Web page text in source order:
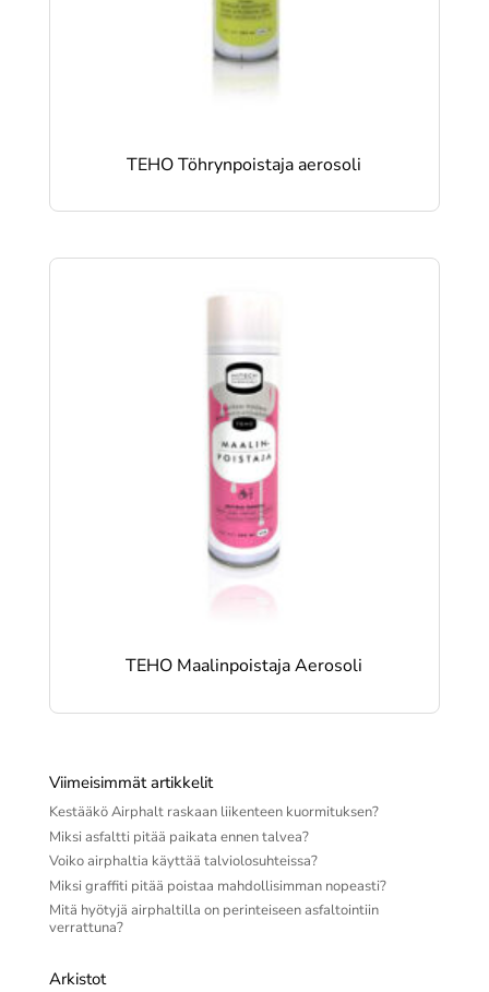
TEHO Töhrynpoistaja aerosoli
TEHO Maalinpoistaja Aerosoli
Viimeisimmät artikkelit
Kestääkö Airphalt raskaan liikenteen kuormituksen?
Miksi asfaltti pitää paikata ennen talvea?
Voiko airphaltia käyttää talviolosuhteissa?
Miksi graffiti pitää poistaa mahdollisimman nopeasti?
Mitä hyötyjä airphaltilla on perinteiseen asfaltointiin
verrattuna?
Arkistot